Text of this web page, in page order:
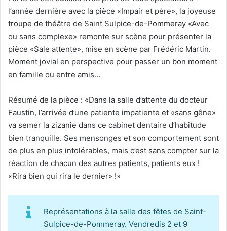
l’année dernière avec la pièce «Impair et père», la joyeuse
troupe de théâtre de Saint Sulpice-de-Pommeray «Avec
ou sans complexe» remonte sur scène pour présenter la
pièce «Sale attente», mise en scène par Frédéric Martin.
Moment jovial en perspective pour passer un bon moment
en famille ou entre amis…
Résumé de la pièce : «Dans la salle d’attente du docteur
Faustin, l’arrivée d’une patiente impatiente et «sans gêne»
va semer la zizanie dans ce cabinet dentaire d’habitude
bien tranquille. Ses mensonges et son comportement sont
de plus en plus intolérables, mais c’est sans compter sur la
réaction de chacun des autres patients, patients eux !
«Rira bien qui rira le dernier» !»
Représentations à la salle des fêtes de Saint-
Sulpice-de-Pommeray. Vendredis 2 et 9